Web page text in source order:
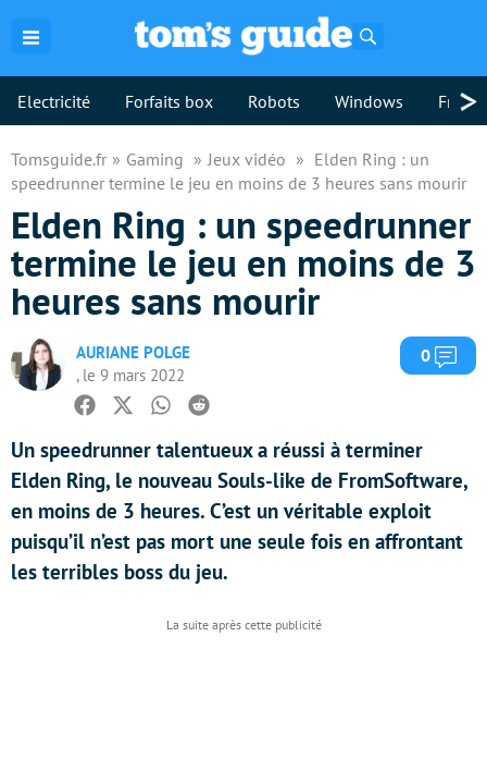
Electricité Forfaits box Robots Windows >
Tomsguide.fr Gaming Jeux vidéo
Elden Ring : un
speedrunner termine le jeu en moins de 3 heures sans mourir
Elden Ring : un speedrunner
termine le jeu en moins de 3
heures sans mourir
AURIANE POLGE
, le 9 mars 2022
0
Facebook
TwitterWhatsapp
Reddit
Un speedrunner talentueux a réussi à terminer
Elden Ring, le nouveau Souls-like de FromSoftware,
en moins de 3 heures. C’est un véritable exploit
puisqu’il n’est pas mort une seule fois en affrontant
les terribles boss du jeu.